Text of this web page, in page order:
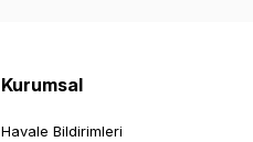
Kurumsal
Havale Bildirimleri